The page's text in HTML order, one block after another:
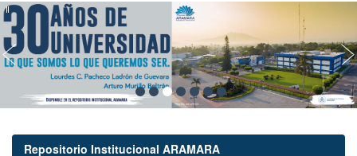
Repositorio Institucional ARAMARA